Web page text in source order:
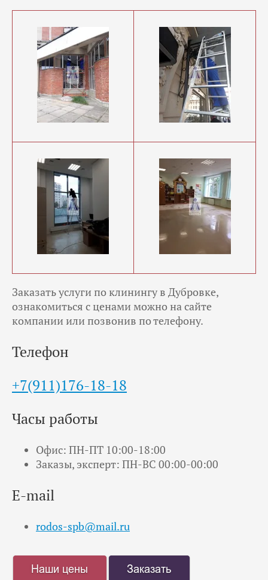
Заказать услуги по клинингу в Дубровке,
ознакомиться с ценами можно на сайте
компании или позвонив по телефону.
Телефон
+7(911)176-18-18
Часы работы
Офис: ПН-ПТ 10:00-18:00
Заказы, эксперт: ПН-ВС 00:00-00:00
E-mail
rodos-spb@mail.ru